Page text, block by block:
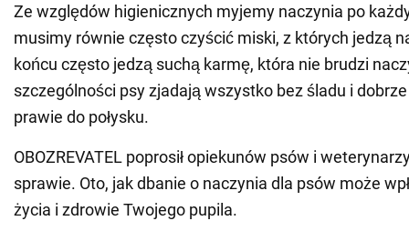
Ze względów higienicznych myjemy naczynia po
musimy równie często czyścić miski, z których jedzą
końcu często jedzą suchą karmę, która nie brudzi
szczególności psy zjadają wszystko bez śladu i
prawie do połysku.
OBOZREVATEL poprosił opiekunów psów i
sprawie. Oto, jak dbanie o naczynia dla psów może
życia i zdrowie Twojego pupila.